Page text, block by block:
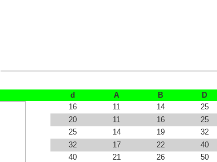
d A B
D
16
11 14
25
20
11 16
25
25
14 19
32
32
17 22
40
40
21 26
50